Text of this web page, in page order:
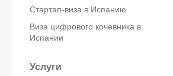
Стартап-виза в Испанию
Виза цифрового кочевника в
Испании
Услуги